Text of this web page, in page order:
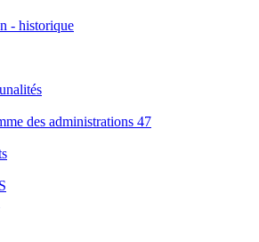
- historique
des administrations 47